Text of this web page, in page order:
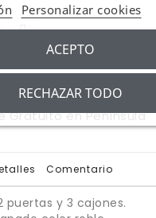
Gratuito en Península
Comentario
puertas y 3 cajones.
Personalizar cookies
RECHAZAR TODO
ACEPTO